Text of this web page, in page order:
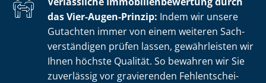
das Vier-Augen-Prinzip: Indem wir unsere
Gutachten immer von einem weiteren Sach­
ver­stän­di­gen prüfen lassen, gewährleisten wir
Ihnen höchste Qualität. So bewahren wir Sie
zuverlässig vor gravierenden Fehl­ent­schei­